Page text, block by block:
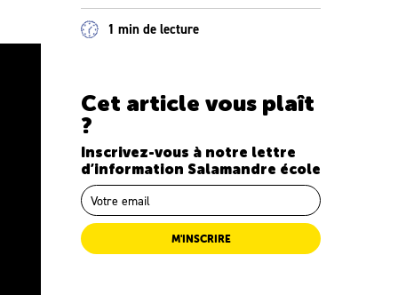
1 min de lecture
Cet article vous plaît
?
Inscrivez-vous à notre lettre
d’information Salamandre école
M'INSCRIRE